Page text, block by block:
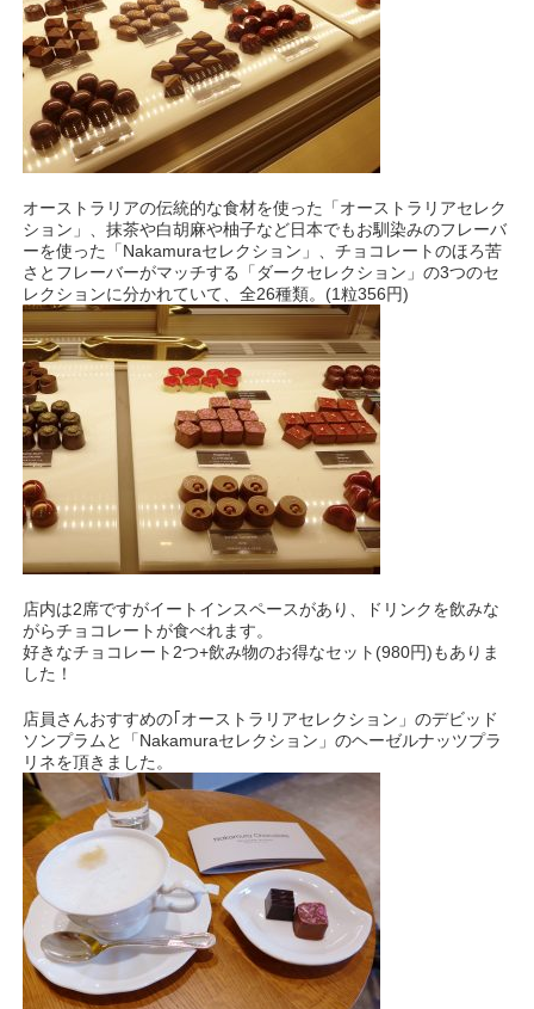
オーストラリアの伝統的な食材を使った「オーストラリアセレク
ション」、抹茶や白胡麻や柚子など日本でもお馴染みのフレーバ
ーを使った「Nakamuraセレクション」、チョコレートのほろ苦
さとフレーバーがマッチする「ダークセレクション」の3つのセ
レクションに分かれていて、全26種類。(1粒356円)
店内は2席ですがイートインスペースがあり、ドリンクを飲みな
がらチョコレートが食べれます。
好きなチョコレート2つ+飲み物のお得なセット(980円)もありま
した！
店員さんおすすめの｢オーストラリアセレクション」のデビッド
ソンプラムと「Nakamuraセレクション」のヘーゼルナッツプラ
リネを頂きました。